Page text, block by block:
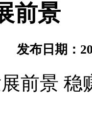
前景
布日期：
景 稳